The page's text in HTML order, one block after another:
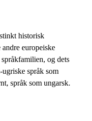
historisk
europeiske
og dets
språk som
språk som ungarsk.